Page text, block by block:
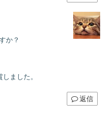
か？
ました。
返信